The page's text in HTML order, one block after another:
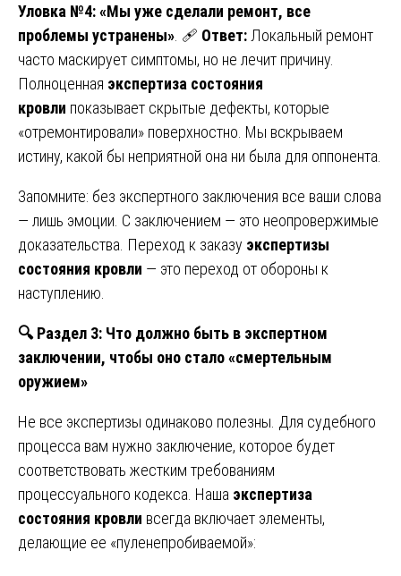
Уловка №4: «Мы уже сделали ремонт, все
проблемы устранены» . 🩹 Ответ: Локальный ремонт
часто маскирует симптомы, но не лечит причину.
Полноценная экспертиза состояния
кровли показывает скрытые дефекты, которые
«отремонтировали» поверхностно. Мы вскрываем
истину, какой бы неприятной она ни была для оппонента.
Запомните: без экспертного заключения все ваши слова
— лишь эмоции. С заключением — это неопровержимые
доказательства. Переход к заказу экспертизы
состояния кровли — это переход от обороны к
наступлению.
🔍Раздел 3: Что должно быть в экспертном
заключении, чтобы оно стало «смертельным
оружием»
Не все экспертизы одинаково полезны. Для судебного
процесса вам нужно заключение, которое будет
соответствовать жестким требованиям
процессуального кодекса. Наша экспертиза
состояния кровли всегда включает элементы,
делающие ее «пуленепробиваемой»: